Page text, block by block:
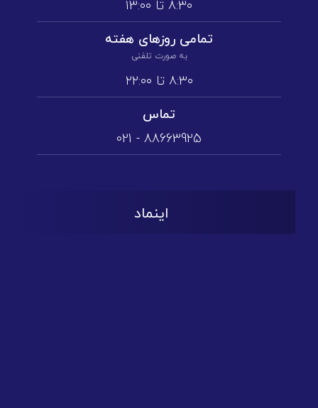
۸:۳۰ تا ۱3:۰۰
تمامی روز‌های هفته
به صورت تلفنی
۸:۳۰ تا ۲۲:۰۰
تماس
88663925 - 021
اینماد